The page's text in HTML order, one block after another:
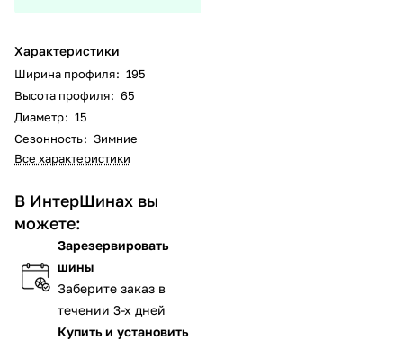
Характеристики
Ширина профиля: 195
Высота профиля: 65
Диаметр: 15
Сезонность: Зимние
Все характеристики
В ИнтерШинах вы
можете:
Зарезервировать
шины
Заберите заказ в
течении 3-х дней
Купить и установить